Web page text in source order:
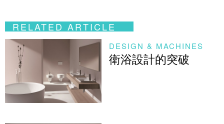
RELATED ARTICLE
DESIGN & MACHINES
衛浴設計的突破